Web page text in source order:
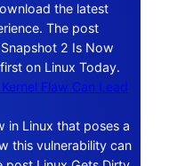
the latest
The post
2 Is Now
on Linux Today.
Flaw Can Lead
in Linux that poses a
this vulnerability can